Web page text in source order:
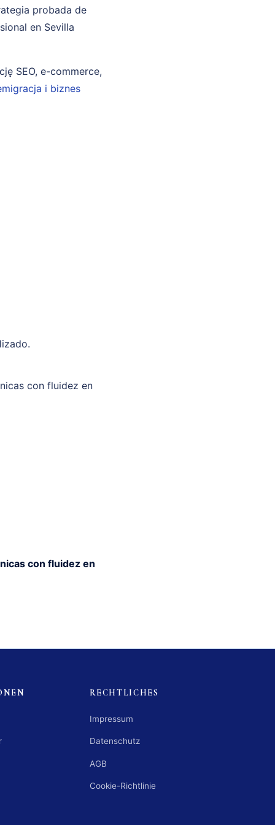
probada de
en Sevilla
SEO, e-commerce,
i biznes
con fluidez en
con fluidez en
RECHTLICHES
Impressum
Datenschutz
AGB
Cookie-Richtlinie